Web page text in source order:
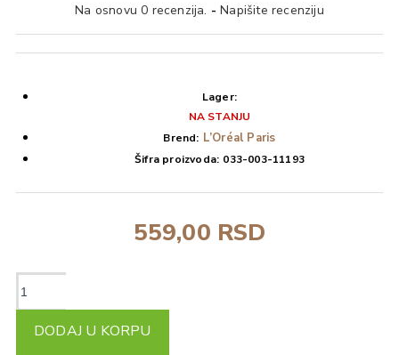
Na osnovu 0 recenzija. - Napišite recenziju
559,00 RSD
Lager:
NA STANJU
Brend: L’Oréal Paris
Šifra proizvoda: 033-003-11193
DODAJ U KORPU